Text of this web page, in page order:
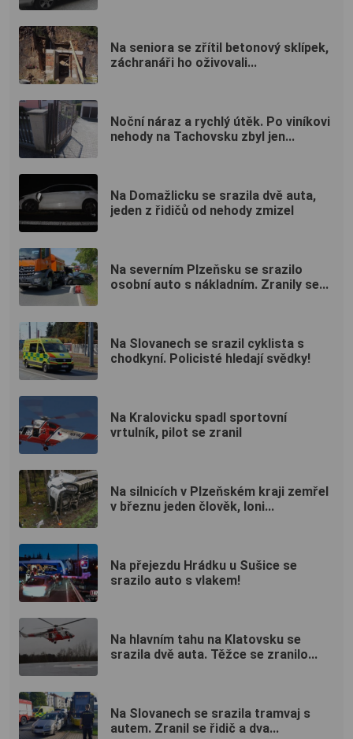
Na seniora se zřítil betonový sklípek,
záchranáři ho oživovali...
Noční náraz a rychlý útěk. Po viníkovi
nehody na Tachovsku zbyl jen...
Na Domažlicku se srazila dvě auta,
jeden z řidičů od nehody zmizel
Na severním Plzeňsku se srazilo
osobní auto s nákladním. Zranily se...
Na Slovanech se srazil cyklista s
chodkyní. Policisté hledají svědky!
Na Kralovicku spadl sportovní
vrtulník, pilot se zranil
Na silnicích v Plzeňském kraji zemřel
v březnu jeden člověk, loni...
Na přejezdu Hrádku u Sušice se
srazilo auto s vlakem!
Na hlavním tahu na Klatovsku se
srazila dvě auta. Těžce se zranilo...
Na Slovanech se srazila tramvaj s
autem. Zranil se řidič a dva...